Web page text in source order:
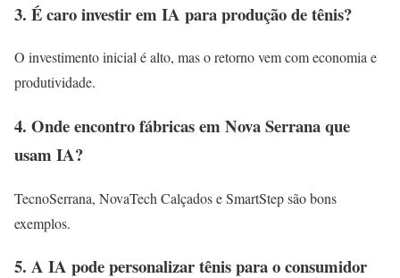
3. É caro investir em IA para produção de tênis?
O investimento inicial é alto, mas o retorno vem com economia e
produtividade.
4. Onde encontro fábricas em Nova Serrana que
usam IA?
TecnoSerrana, NovaTech Calçados e SmartStep são bons
exemplos.
5. A IA pode personalizar tênis para o consumidor